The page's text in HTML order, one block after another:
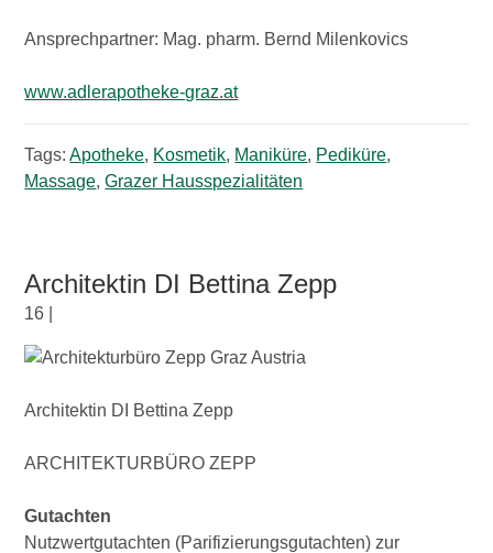
Ansprechpartner: Mag. pharm. Bernd Milenkovics
www.adlerapotheke-graz.at
Tags:Apotheke, Kosmetik, Maniküre, Pediküre,
Massage,Grazer Hausspezialitäten
Architektin DI Bettina Zepp
16 |
Architektin DI Bettina Zepp
ARCHITEKTURBÜRO ZEPP
Gutachten
Nutzwertgutachten (Parifizierungsgutachten) zur